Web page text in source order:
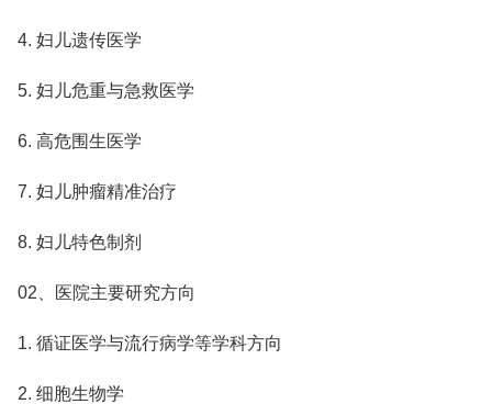
4. 妇儿遗传医学
5. 妇儿危重与急救医学
6. 高危围生医学
7. 妇儿肿瘤精准治疗
8. 妇儿特色制剂
02、医院主要研究方向
1. 循证医学与流行病学等学科方向
2. 细胞生物学